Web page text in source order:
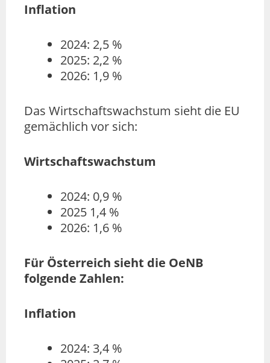
Inflation
2024: 2,5 %
2025: 2,2 %
2026: 1,9 %
Das Wirtschaftswachstum sieht die EU
gemächlich vor sich:
Wirtschaftswachstum
2024: 0,9 %
2025 1,4 %
2026: 1,6 %
Für Österreich sieht die OeNB
folgende Zahlen:
Inflation
2024: 3,4 %